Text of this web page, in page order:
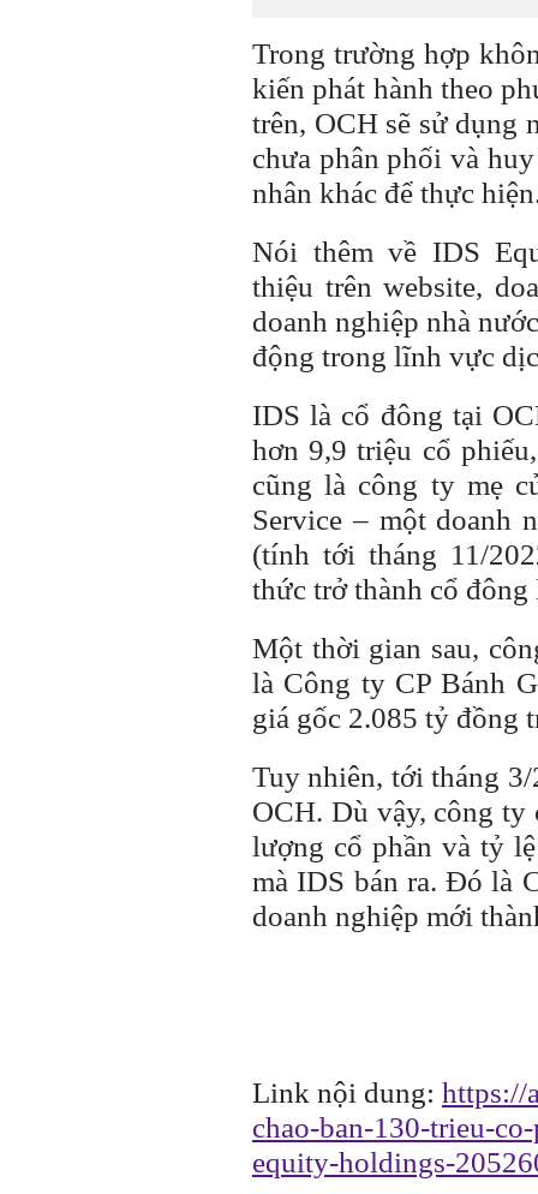
Trong trường hợp
kiến phát hành theo
trên, OCH sẽ sử dụng
chưa phân phối và
nhân khác để thực
Nói thêm về IDS
thiệu trên website,
doanh nghiệp nhà
động trong lĩnh vực
IDS là cổ đông tại
hơn 9,9 triệu cổ
cũng là công ty mẹ
Service – một doanh
(tính tới tháng 11/
thức trở thành cổ
Một thời gian sau,
là Công ty CP Bánh
giá gốc 2.085 tỷ đồng
Tuy nhiên, tới tháng
OCH. Dù vậy, công
lượng cổ phần và tỷ
mà IDS bán ra. Đó là
doanh nghiệp mới
Link nội dung: https://
chao-ban-130-trieu-
equity-holdings-